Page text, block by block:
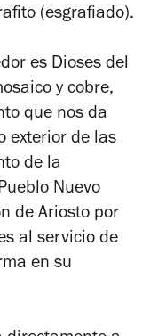
(esgrafiado).
es Dioses del
y cobre,
que nos da
exterior de las
de la
Nuevo
de Ariosto por
al servicio de
en su